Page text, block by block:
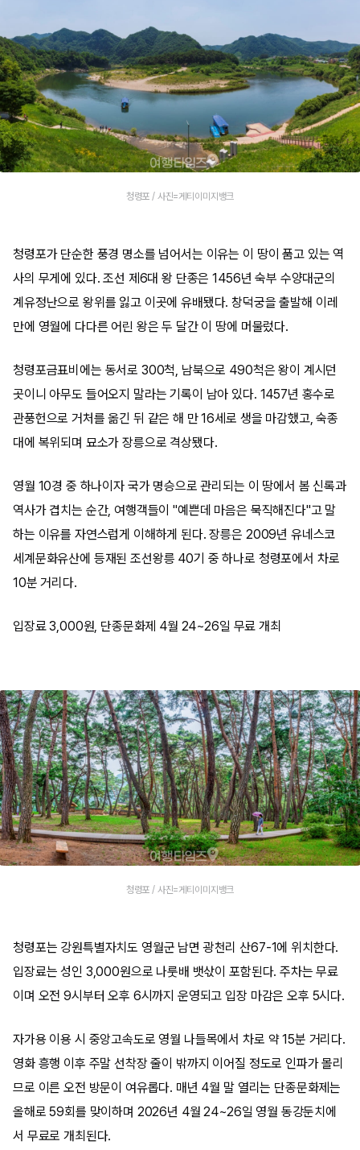
청령포 / 사진=게티이미지뱅크
청령포가 단순한 풍경 명소를 넘어서는 이유는 이 땅이 품고 있는 역
사의 무게에 있다. 조선 제6대 왕 단종은 1456년 숙부 수양대군의
계유정난으로 왕위를 잃고 이곳에 유배됐다. 창덕궁을 출발해 이레
만에 영월에 다다른 어린 왕은 두 달간 이 땅에 머물렀다.
청령포금표비에는 동서로 300척, 남북으로 490척은 왕이 계시던
곳이니 아무도 들어오지 말라는 기록이 남아 있다. 1457년 홍수로
관풍헌으로 거처를 옮긴 뒤 같은 해 만 16세로 생을 마감했고, 숙종
대에 복위되며 묘소가 장릉으로 격상됐다.
영월 10경 중 하나이자 국가 명승으로 관리되는 이 땅에서 봄 신록과
역사가 겹치는 순간, 여행객들이 "예쁜데 마음은 묵직해진다"고 말
하는 이유를 자연스럽게 이해하게 된다. 장릉은 2009년 유네스코
세계문화유산에 등재된 조선왕릉 40기 중 하나로 청령포에서 차로
10분 거리다.
입장료 3,000원, 단종문화제 4월 24~26일 무료 개최
청령포 / 사진=게티이미지뱅크
청령포는 강원특별자치도 영월군 남면 광천리 산67-1에 위치한다.
입장료는 성인 3,000원으로 나룻배 뱃삯이 포함된다. 주차는 무료
이며 오전 9시부터 오후 6시까지 운영되고 입장 마감은 오후 5시다.
자가용 이용 시 중앙고속도로 영월 나들목에서 차로 약 15분 거리다.
영화 흥행 이후 주말 선착장 줄이 밖까지 이어질 정도로 인파가 몰리
므로 이른 오전 방문이 여유롭다. 매년 4월 말 열리는 단종문화제는
올해로 59회를 맞이하며 2026년 4월 24~26일 영월 동강둔치에
서 무료로 개최된다.